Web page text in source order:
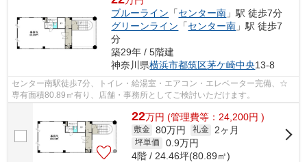
ブルーライン 「センター南 」駅 徒歩7分
グリーンライン 「センター南 」駅 徒歩7
分
築29年 / 5階建
神奈川県横浜市都筑区茅ケ崎中央13-8
センター南駅徒歩7分、トイレ・給湯室・エアコン・エレベーター完備、☆
専有面積80.89㎡有り、店舗・事務所としてご検討いただけます。
22万円 (管理費等：24,200円 )
敷金 80万円 礼金 2ヶ月
坪単価 0.9万円
4階 / 24.46坪(80.89㎡)